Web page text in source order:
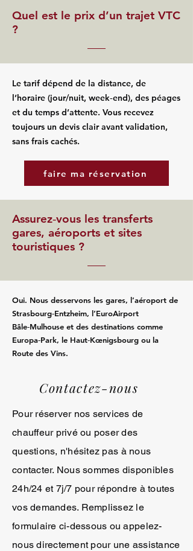
Quel est le prix d’un trajet VTC
?
Le tarif dépend de la distance, de
l’horaire (jour/nuit, week‑end), des péages
et du temps d’attente. Vous recevez
toujours un devis clair avant validation,
sans frais cachés.
faire ma réservation
Assurez‑vous les transferts
gares, aéroports et sites
touristiques ?
Oui. Nous desservons les gares, l’aéroport de
Strasbourg‑Entzheim, l’EuroAirport
Bâle‑Mulhouse et des destinations comme
Europa‑Park, le Haut‑Kœnigsbourg ou la
Route des Vins.
Contactez-nous
Pour réserver nos services de
chauffeur privé ou poser des
questions, n'hésitez pas à nous
contacter. Nous sommes disponibles
24h/24 et 7j/7 pour répondre à toutes
vos demandes. Remplissez le
formulaire ci-dessous ou appelez-
nous directement pour une assistance